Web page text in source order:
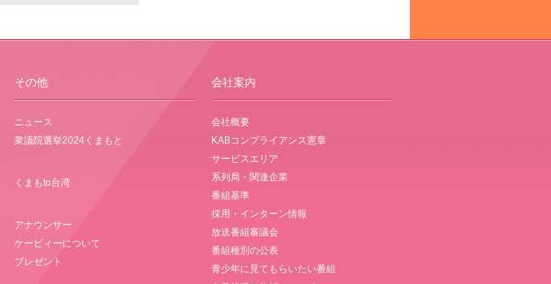
その他
ニュース
衆議院選挙2024くまもと
くまもto台湾
アナウンサー
ケービィーについて
プレゼント
会社案内
会社概要
KABコンプライアンス憲章
サービスエリア
系列局・関連企業
番組基準
採用・インターン情報
放送番組審議会
番組種別の公表
青少年に見てもらいたい番組